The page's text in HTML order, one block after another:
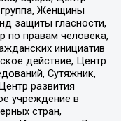
Женщины
защиты гласности,
по правам человека,
инициатив
действие, Центр
Сутяжник,
развития
учреждение в
стран,